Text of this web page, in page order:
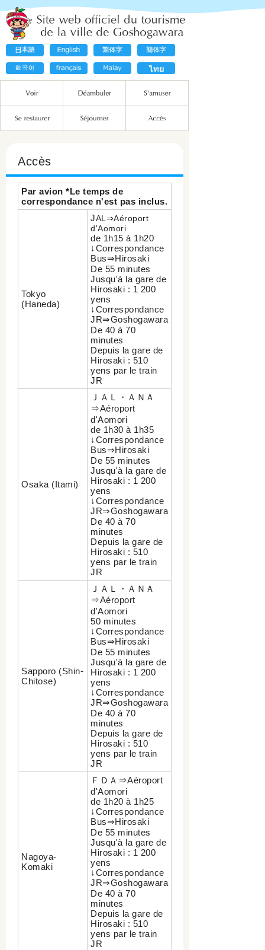
Accès
Par avion *Le temps de
correspondance n'est pas inclus.
Tokyo
(Haneda)
JAL⇒Aéroport
d'Aomori
de 1h15 à 1h20
↓Correspondance
Bus⇒Hirosaki
De 55 minutes
Jusqu'à la gare de
Hirosaki : 1 200
yens
↓Correspondance
JR⇒Goshogawara
De 40 à 70
minutes
Depuis la gare de
Hirosaki : 510
yens par le train
JR
Osaka (Itami)
ＪＡＬ・ＡＮＡ
⇒Aéroport
d'Aomori
de 1h30 à 1h35
↓Correspondance
Bus⇒Hirosaki
De 55 minutes
Jusqu'à la gare de
Hirosaki : 1 200
yens
↓Correspondance
JR⇒Goshogawara
De 40 à 70
minutes
Depuis la gare de
Hirosaki : 510
yens par le train
JR
Sapporo (Shin-
Chitose)
ＪＡＬ・ＡＮＡ
⇒Aéroport
d'Aomori
50 minutes
↓Correspondance
Bus⇒Hirosaki
De 55 minutes
Jusqu'à la gare de
Hirosaki : 1 200
yens
↓Correspondance
JR⇒Goshogawara
De 40 à 70
minutes
Depuis la gare de
Hirosaki : 510
yens par le train
JR
Nagoya-
Komaki
ＦＤＡ⇒Aéroport
d'Aomori
de 1h20 à 1h25
↓Correspondance
Bus⇒Hirosaki
De 55 minutes
Jusqu'à la gare de
Hirosaki : 1 200
yens
↓Correspondance
JR⇒Goshogawara
De 40 à 70
minutes
Depuis la gare de
Hirosaki : 510
yens par le train
JR